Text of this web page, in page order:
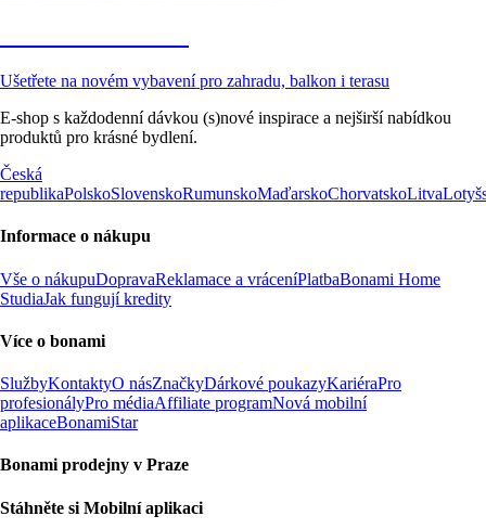
Ušetřete na novém vybavení pro zahradu, balkon i terasu
E-shop s každodenní dávkou (s)nové inspirace a nejširší nabídkou
produktů pro krásné bydlení.
Česká
republikaPolskoSlovenskoRumunskoMaďarskoChorvatskoLitva
Informace o nákupu
Vše o nákupuDopravaReklamace a vráceníPlatbaBonami Home
StudiaJak fungují kredity
Více o bonami
SlužbyKontaktyO násZnačkyDárkové poukazyKariéraPro
profesionályPro médiaAffiliate programNová mobilní
aplikaceBonamiStar
Bonami prodejny v Praze
Stáhněte si Mobilní aplikaci